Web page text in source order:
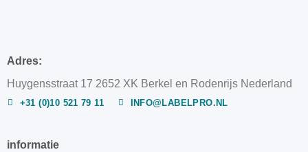
Adres:
Huygensstraat 17 2652 XK Berkel en Rodenrijs Nederland
+31 (0)10 521 79 11 INFO@LABELPRO.NL
informatie